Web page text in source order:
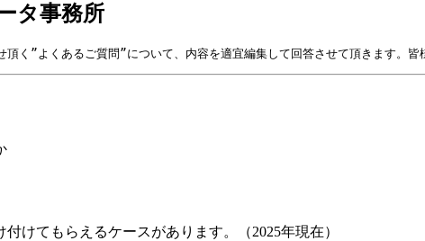
タ事務所
く”よくあるご質問”について、内容を適宜編集して回答させて頂きます。皆
けてもらえるケースがあります。（2025年現在）